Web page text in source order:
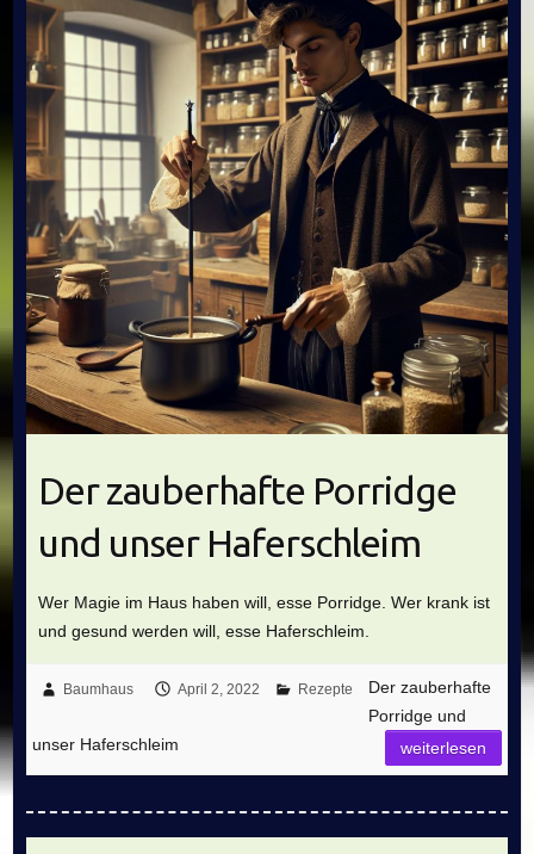
Der zauberhafte Porridge
und unser Haferschleim
Wer Magie im Haus haben will, esse Porridge. Wer krank ist
und gesund werden will, esse Haferschleim.
Baumhaus April 2, 2022 Rezepte
Der zauberhafte
Porridge und
unser Haferschleim
weiterlesen